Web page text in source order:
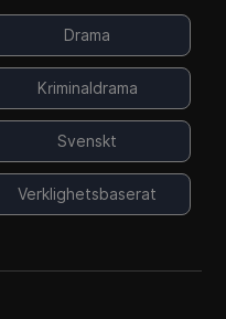
Drama
Kriminaldrama
Svenskt
Verklighetsbaserat